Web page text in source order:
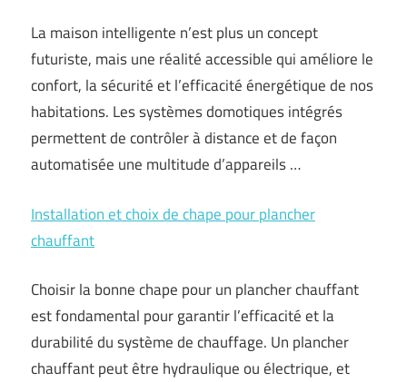
La maison intelligente n’est plus un concept
futuriste, mais une réalité accessible qui améliore le
confort, la sécurité et l’efficacité énergétique de nos
habitations. Les systèmes domotiques intégrés
permettent de contrôler à distance et de façon
automatisée une multitude d’appareils …
Installation et choix de chape pour plancher
chauffant
Choisir la bonne chape pour un plancher chauffant
est fondamental pour garantir l’efficacité et la
durabilité du système de chauffage. Un plancher
chauffant peut être hydraulique ou électrique, et